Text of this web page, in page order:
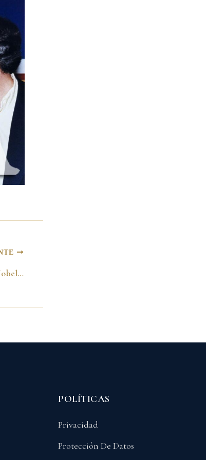
Visita a mi sede del Premio Nobel de Paz José Manuel Ramos-Horna. Bogotá
POLÍTICAS
Privacidad
Protección De Datos